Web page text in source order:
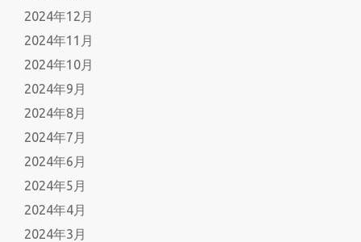
2024年12月
2024年11月
2024年10月
2024年9月
2024年8月
2024年7月
2024年6月
2024年5月
2024年4月
2024年3月